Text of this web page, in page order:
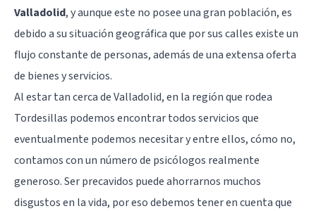
Valladolid, y aunque este no posee una gran población, es
debido a su situación geográfica que por sus calles existe un
flujo constante de personas, además de una extensa oferta
de bienes y servicios.
Al estar tan cerca deValladolid, en la región que rodea
Tordesillas podemos encontrar todos servicios que
eventualmente podemos necesitar y entre ellos, cómo no,
contamos con un número de psicólogos realmente
generoso. Ser precavidos puede ahorrarnos muchos
disgustos en la vida, por eso debemos tener en cuenta que